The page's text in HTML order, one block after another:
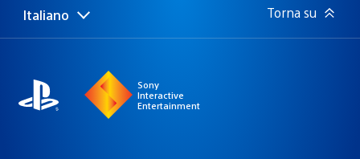
Seleziona
Regione
Italiano Torna su
Sony
Interactive
Entertainment